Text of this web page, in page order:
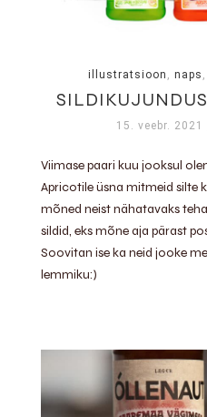
illustratsioon , naps ,
15. veebr. 2021
Viimase paari kuu jooksul
Apricotile üsna mitmeid silte
mõned neist nähatavaks
sildid, eks mõne aja pärast
Soovitan ise ka neid jooke
lemmiku:)